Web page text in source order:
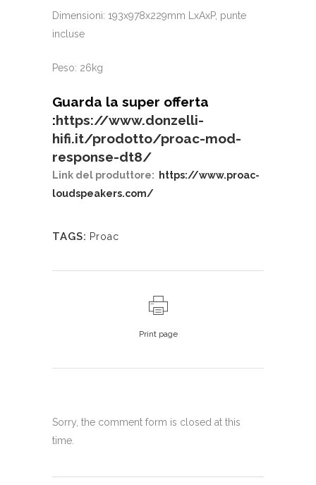
Dimensioni: 193x978x229mm LxAxP, punte
incluse
Peso: 26kg
Guarda la super offerta
:https://www.donzelli-
hifi.it/prodotto/proac-mod-
response-dt8/
Link del produttore:
https://www.proac-
loudspeakers.com/
TAGS: Proac
Print page
Sorry, the comment form is closed at this
time.